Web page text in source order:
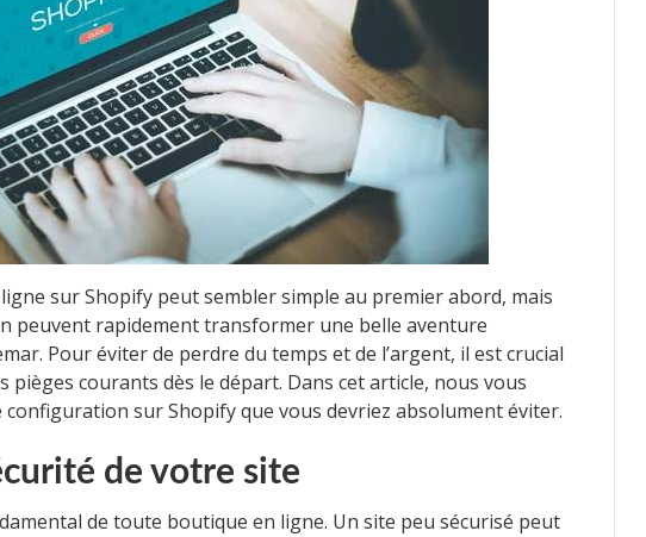
sur Shopify peut sembler simple au premier abord, mais
peuvent rapidement transformer une belle aventure
Pour éviter de perdre du temps et de l’argent, il est crucial
pièges courants dès le départ. Dans cet article, nous vous
sur Shopify que vous devriez absolument éviter.
de votre site
de toute boutique en ligne. Un site peu sécurisé peut